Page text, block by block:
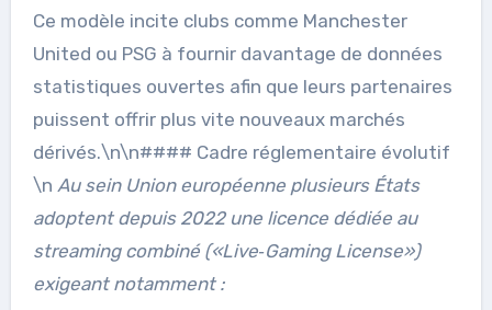
Ce modèle incite clubs comme Manchester
United ou PSG à fournir davantage de données
statistiques ouvertes afin que leurs partenaires
puissent offrir plus vite nouveaux marchés
dérivés.\n\n#### Cadre réglementaire évolutif
\n Au sein Union européenne plusieurs États
adoptent depuis 2022 une licence dédiée au
streaming combiné («Live‐Gaming License»)
exigeant notamment :